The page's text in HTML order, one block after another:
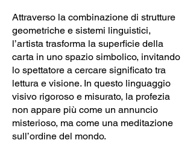
Attraverso la combinazione di strutture
geometriche e sistemi linguistici,
l’artista trasforma la superficie della
carta in uno spazio simbolico, invitando
lo spettatore a cercare significato tra
lettura e visione. In questo linguaggio
visivo rigoroso e misurato, la profezia
non appare più come un annuncio
misterioso, ma come una meditazione
sull’ordine del mondo.